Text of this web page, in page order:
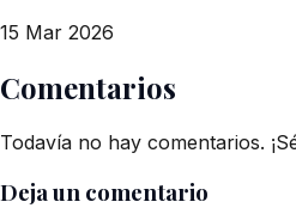
15 Mar 2026
Comentarios
Todavía no hay comentarios.
Deja un comentario